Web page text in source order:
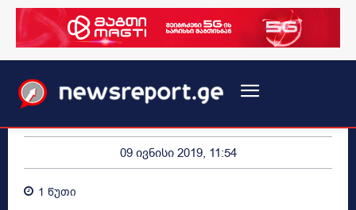
09 ივნისი 2019, 11:54
1 წუთი